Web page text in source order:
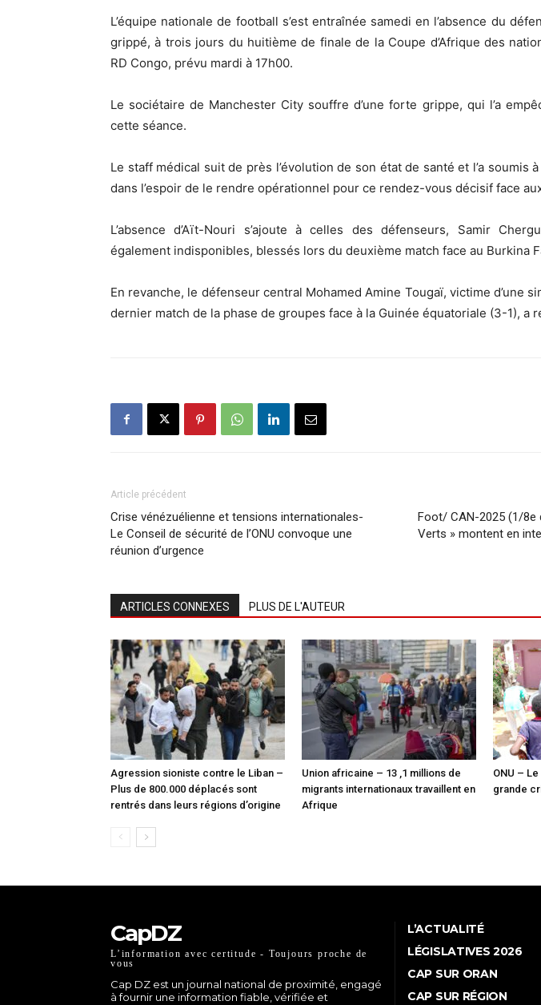
L’équipe nationale de football s’est entraînée samedi en l’absence du
grippé, à trois jours du huitième de finale de la Coupe d’Afrique des
RD Congo, prévu mardi à 17h00.
Le sociétaire de Manchester City souffre d’une forte grippe, qui l’a
cette séance.
Le staff médical suit de près l’évolution de son état de santé et l’a soumis
dans l’espoir de le rendre opérationnel pour ce rendez-vous décisif face
L’absence d’Aït-Nouri s’ajoute à celles des défenseurs, Samir
également indisponibles, blessés lors du deuxième match face au Burkina
En revanche, le défenseur central Mohamed Amine Tougaï, victime d’une
dernier match de la phase de groupes face à la Guinée équatoriale (3-1), a
Article précédent
Crise vénézuélienne et tensions internationales-
Le Conseil de sécurité de l’ONU convoque une
réunion d’urgence
Foot/ CAN-2025 (1/
Verts » montent en
ARTICLES CONNEXES PLUS DE L'AUTEUR
Agression sioniste contre le Liban –
Plus de 800.000 déplacés sont
rentrés dans leurs régions d’origine
Union africaine – 13 ,1 millions de
migrants internationaux travaillent en
Afrique
ONU –
grande
CapDZ
L’information avec certitude - Toujours proche de
vous
Cap DZ est un journal national de proximité, engagé
à fournir une information fiable, vérifiée et
L’ACTUALITÉ
LÉGISLATIVES 2026
CAP SUR ORAN
CAP SUR RÉGION